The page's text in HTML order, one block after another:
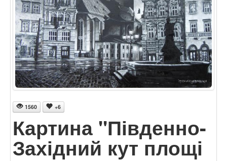
1560 +6
Картина "Південно-
Західний кут площі